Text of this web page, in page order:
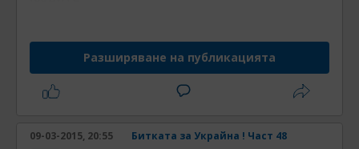
Разширяване на публикацията
09-03-2015, 20:55 Битката за Украйна ! Част 48